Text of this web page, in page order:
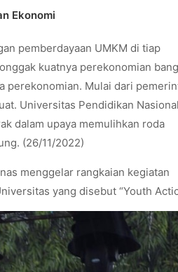
Ekonomi
pemberdayaan UMKM di tiap
kuatnya perekonomian
perekonomian. Mulai dari
Universitas Pendidikan
dalam upaya memulihkan roda
(26/11/2022)
menggelar rangkaian kegiatan
yang disebut “Youth